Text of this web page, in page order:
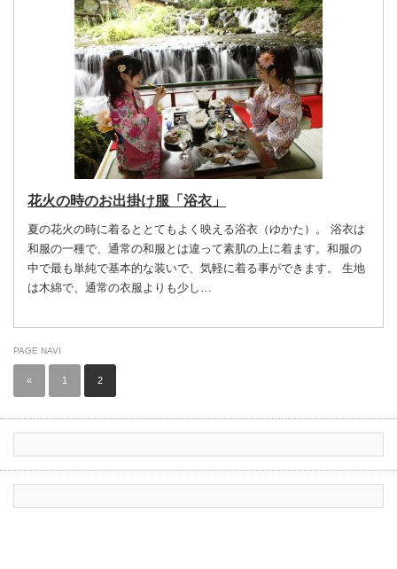
花火の時のお出掛け服「浴衣」
夏の花火の時に着るととてもよく映える浴衣（ゆかた）。 浴衣は
和服の一種で、通常の和服とは違って素肌の上に着ます。和服の
中で最も単純で基本的な装いで、気軽に着る事ができます。 生地
は木綿で、通常の衣服よりも少し…
PAGE NAVI
« 1 2